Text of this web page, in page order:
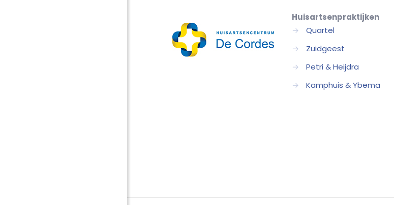
Huisartsenpraktijken
→
Quartel
→
Zuidgeest
→
Petri & Heijdra
→
Kamphuis & Ybema